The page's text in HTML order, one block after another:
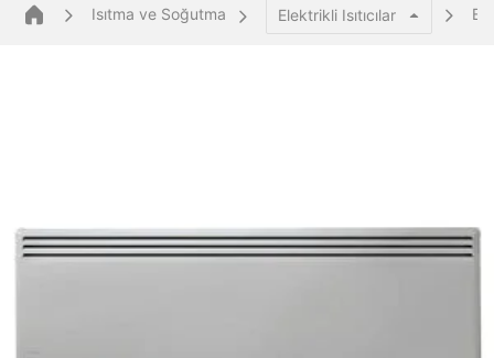
Isıtma ve Soğutma Elektrikli Isıtıcılar